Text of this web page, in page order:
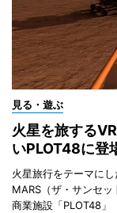
見る・遊ぶ
火星を旅する
いPLOT48に登
火星旅行をテーマに
MARS（ザ・サンセ
商業施設「PLOT48」